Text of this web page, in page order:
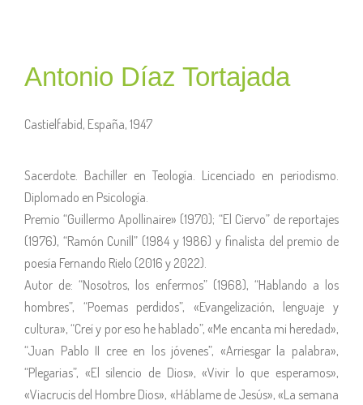
Antonio Díaz Tortajada
Castielfabid, España, 1947
Sacerdote. Bachiller en Teología. Licenciado en periodismo.
Diplomado en Psicología.
Premio “Guillermo Apollinaire» (1970); “El Ciervo” de reportajes
(1976), “Ramón Cunill” (1984 y 1986) y finalista del premio de
poesía Fernando Rielo (2016 y 2022).
Autor de: “Nosotros, los enfermos” (1968), “Hablando a los
hombres”, “Poemas perdidos”, «Evangelización, lenguaje y
cultura», “Creí y por eso he hablado”, «Me encanta mi heredad»,
“Juan Pablo II cree en los jóvenes”, «Arriesgar la palabra»,
“Plegarias”, «El silencio de Dios», «Vivir lo que esperamos»,
«Viacrucis del Hombre Dios», «Háblame de Jesús», «La semana